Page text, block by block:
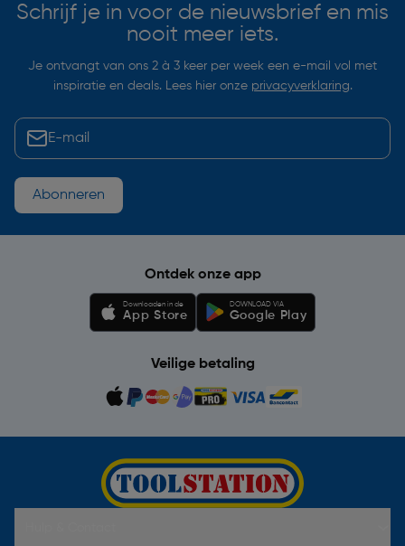
Schrijf je in voor de nieuwsbrief en mis
nooit meer iets.
Je ontvangt van ons 2 à 3 keer per week een e-mail vol met
inspiratie en deals. Lees hier onze privacyverklaring.
Abonneren
Ontdek onze app
Downloaden in de
App Store
DOWNLOAD VIA
Google Play
Veilige betaling